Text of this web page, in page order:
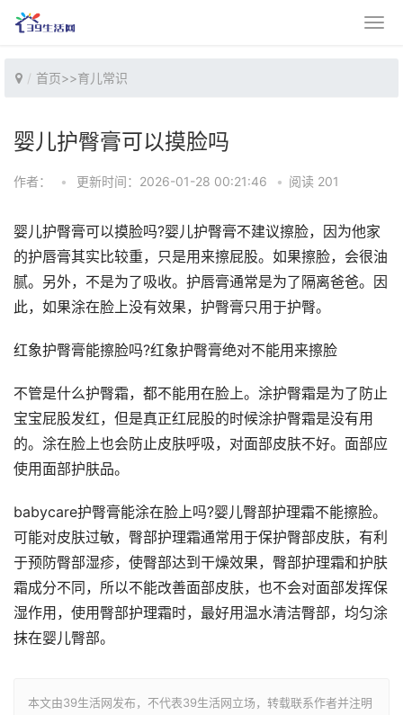
首页>>育儿常识
婴儿护臀膏可以摸脸吗
作者： • 更新时间：2026-01-28 00:21:46 • 阅读 201
婴儿护臀膏可以摸脸吗?婴儿护臀膏不建议擦脸，因为他家
的护唇膏其实比较重，只是用来擦屁股。如果擦脸，会很油
腻。另外，不是为了吸收。护唇膏通常是为了隔离爸爸。因
此，如果涂在脸上没有效果，护臀膏只用于护臀。
红象护臀膏能擦脸吗?红象护臀膏绝对不能用来擦脸
不管是什么护臀霜，都不能用在脸上。涂护臀霜是为了防止
宝宝屁股发红，但是真正红屁股的时候涂护臀霜是没有用
的。涂在脸上也会防止皮肤呼吸，对面部皮肤不好。面部应
使用面部护肤品。
babycare护臀膏能涂在脸上吗?婴儿臀部护理霜不能擦脸。
可能对皮肤过敏，臀部护理霜通常用于保护臀部皮肤，有利
于预防臀部湿疹，使臀部达到干燥效果，臀部护理霜和护肤
霜成分不同，所以不能改善面部皮肤，也不会对面部发挥保
湿作用，使用臀部护理霜时，最好用温水清洁臀部，均匀涂
抹在婴儿臀部。
本文由39生活网发布，不代表39生活网立场，转载联系作者并注明